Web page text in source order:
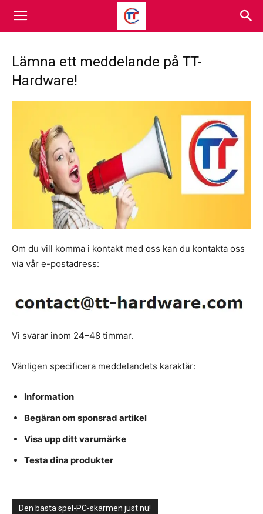
Lämna ett meddelande på TT-
Hardware!
Om du vill komma i kontakt med oss ​​kan du kontakta oss
via vår e-postadress:
Vi svarar inom 24–48 timmar.
Vänligen specificera meddelandets karaktär:
Information
Begäran om sponsrad artikel
Visa upp ditt varumärke
Testa dina produkter
Den bästa spel-PC-skärmen just nu!